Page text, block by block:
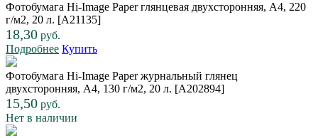
Фотобумага Hi-Image Paper глянцевая двухсторонняя, A4, 220
г/м2, 20 л. [A21135]
18,30 руб.
Подробнее Купить
Фотобумага Hi-Image Paper журнальный глянец
двухсторонняя, A4, 130 г/м2, 20 л. [A202894]
15,50 руб.
Нет в наличии